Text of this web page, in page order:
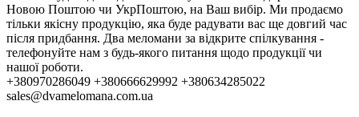
Новою Поштою чи УкрПоштою, на Ваш вибір. Ми продаємо
тільки якісну продукцію, яка буде радувати вас ще довгий час
після придбання. Два меломани за відкрите спілкування -
телефонуйте нам з будь-якого питання щодо продукції чи
нашої роботи.
+380970286049 +380666629992 +380634285022
sales@dvamelomana.com.ua